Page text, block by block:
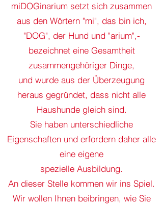
miDOGinarium setzt sich zusammen
aus den Wörtern "mi", das bin ich,
"DOG", der Hund und "arium",-
bezeichnet eine Gesamtheit
zusammengehöriger Dinge,
und wurde aus der Überzeugung
heraus gegründet, dass nicht alle
Haushunde gleich sind.
Sie haben unterschiedliche
Eigenschaften und erfordern daher alle
eine eigene
spezielle Ausbildung.
An dieser Stelle kommen wir ins Spiel.
Wir wollen Ihnen beibringen, wie Sie